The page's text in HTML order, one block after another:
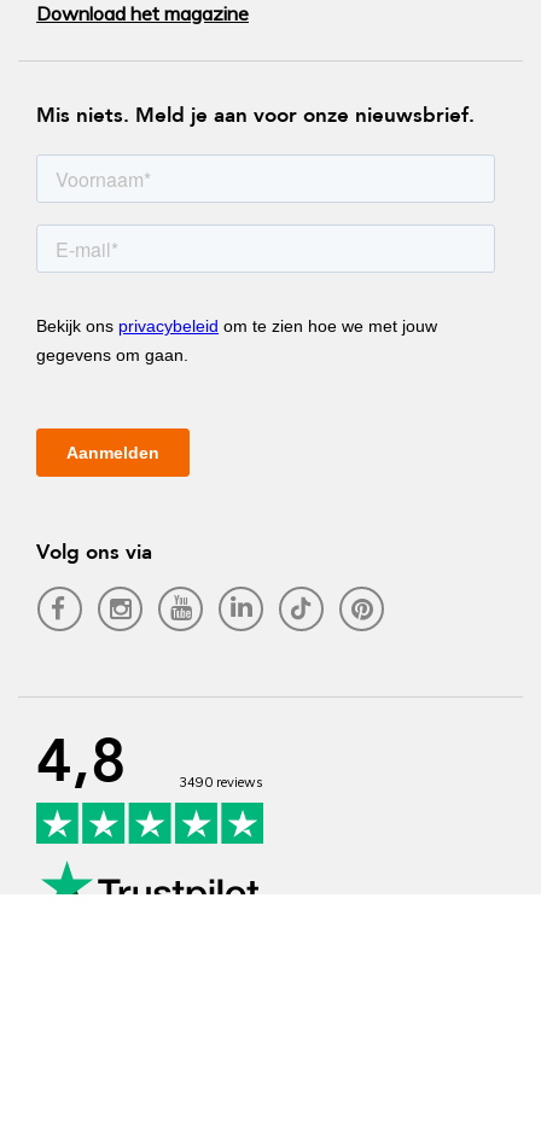
Download het magazine
Mis niets. Meld je aan voor onze nieuwsbrief.
Volg ons via
4,8 3490 reviews